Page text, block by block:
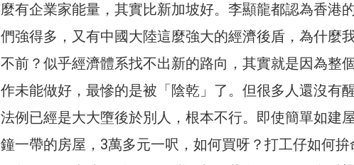
麼有企業家能量，其實比新加坡好。李顯龍都認為香港
們強得多，又有中國大陸這麼強大的經濟後盾，為什麼
不前？似乎經濟體系找不出新的路向，其實就是因為整
作未能做好，最慘的是被「陰乾」了。但很多人還沒有
法例已經是大大墮後於別人，根本不行。即使簡單如建
鐘一帶的房屋，3萬多元一呎，如何買呀？打工仔如何